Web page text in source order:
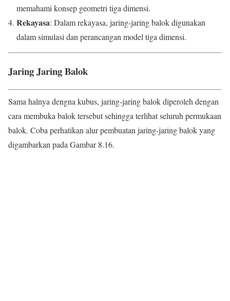
memahami konsep geometri tiga dimensi.
Rekayasa: Dalam rekayasa, jaring-jaring balok digunakan
dalam simulasi dan perancangan model tiga dimensi.
Jaring Jaring Balok
Sama halnya dengna kubus, jaring-jaring balok diperoleh dengan
cara membuka balok tersebut sehingga terlihat seluruh permukaan
balok. Coba perhatikan alur pembuatan jaring-jaring balok yang
digambarkan pada Gambar 8.16.